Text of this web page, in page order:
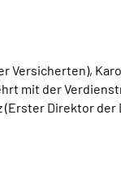
Versicherten),
mit der
Direktor der